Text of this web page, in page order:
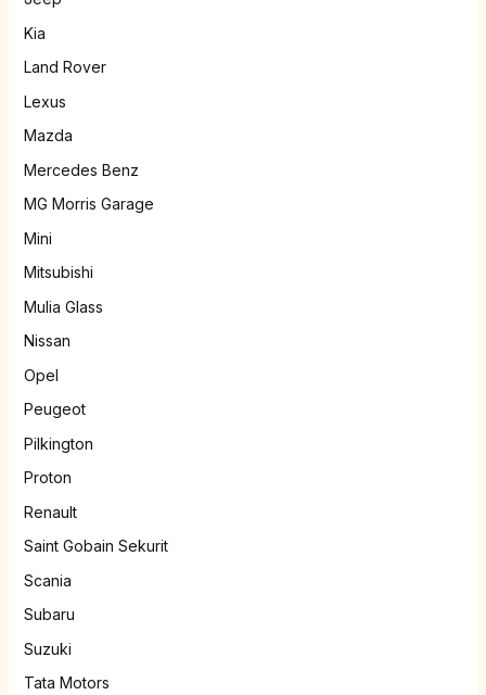
Kia
Land Rover
Lexus
Mazda
Mercedes Benz
MG Morris Garage
Mini
Mitsubishi
Mulia Glass
Nissan
Opel
Peugeot
Pilkington
Proton
Renault
Saint Gobain Sekurit
Scania
Subaru
Suzuki
Tata Motors